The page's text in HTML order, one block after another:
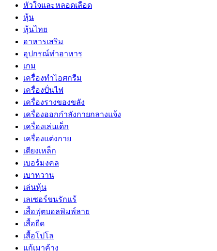
หัวใจและหลอดเลือด
หุ้น
หุ้นไทย
อาหารเสริม
อุปกรณ์ทำอาหาร
เกม
เครื่องทำไอศกรีม
เครื่องปั่นไฟ
เครื่องรางของขลัง
เครื่องออกกำลังกายกลางแจ้ง
เครื่องเล่นเด็ก
เครื่องแต่งกาย
เตียงเหล็ก
เบอร์มงคล
เบาหวาน
เล่นหุ้น
เลเซอร์ขนรักแร้
เสื้อฟุตบอลพิมพ์ลาย
เสื้อยืด
เสื้อโปโล
แก้เมาค้าง